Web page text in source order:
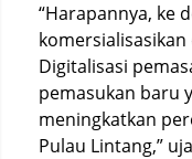
“Harapannya, ke
Digitalisasi
pemasukan baru
meningkatkan
Pulau Lintang,”